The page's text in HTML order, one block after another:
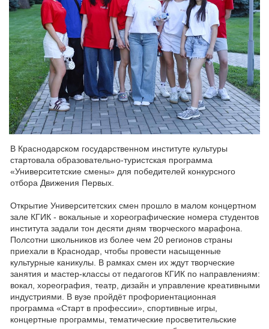
В Краснодарском государственном институте культуры
стартовала образовательно-туристская программа
«Университетские смены» для победителей конкурсного
отбора Движения Первых.
Открытие Университетских смен прошло в малом концертном
зале КГИК - вокальные и хореографические номера студентов
института задали тон десяти дням творческого марафона.
Полсотни школьников из более чем 20 регионов страны
приехали в Краснодар, чтобы провести насыщенные
культурные каникулы. В рамках смен их ждут творческие
занятия и мастер-классы от педагогов КГИК по направлениям:
вокал, хореография, театр, дизайн и управление креативными
индустриями. В вузе пройдёт профориентационная
программа «Старт в профессии», спортивные игры,
концертные программы, тематические просветительские